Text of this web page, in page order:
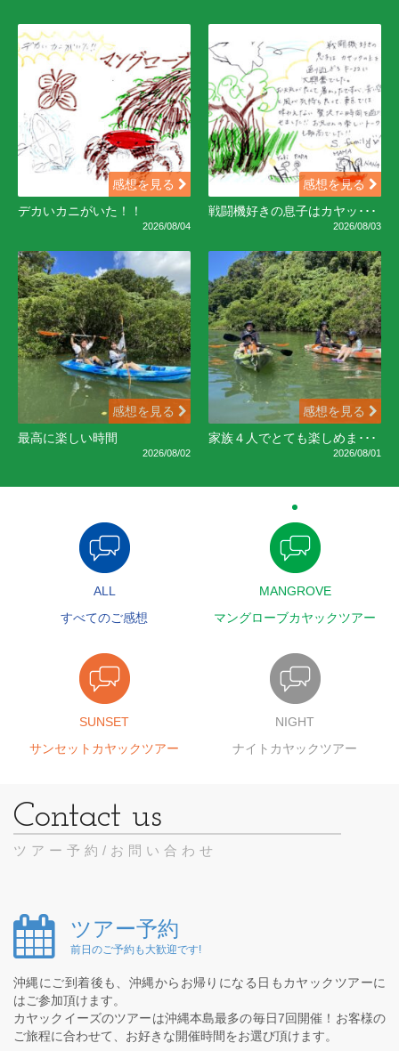
感想を見る
デカいカニがいた！！
2026/08/04
感想を見る
戦闘機好きの息子はカヤッ･･･
2026/08/03
感想を見る
最高に楽しい時間
2026/08/02
感想を見る
家族４人でとても楽しめま･･･
2026/08/01
ALL
すべてのご感想
MANGROVE
マングローブカヤックツアー
SUNSET
サンセットカヤックツアー
NIGHT
ナイトカヤックツアー
ツアー予約/お問い合わせ
ツアー予約
前日のご予約も大歓迎です!
沖縄にご到着後も、沖縄からお帰りになる日もカヤックツアーに
はご参加頂けます。
カヤックイーズのツアーは沖縄本島最多の毎日7回開催！お客様の
ご旅程に合わせて、お好きな開催時間をお選び頂けます。